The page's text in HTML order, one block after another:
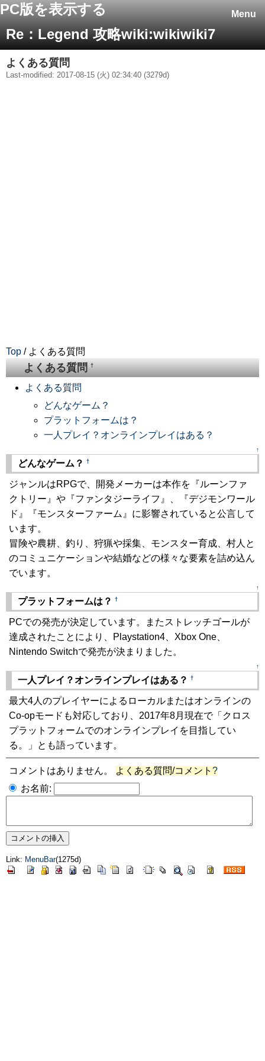
Menu
PC版を表示する
Re：Legend 攻略wiki:wikiwiki7
よくある質問
Last-modified: 2017-08-15 (火) 02:34:40 (3279d)
Top / よくある質問
よくある質問†
よくある質問
どんなゲーム？
プラットフォームは？
一人プレイ？オンラインプレイはある？
↑
どんなゲーム？ †
ジャンルはRPGで、開発メーカーは本作を『ルーンファ
クトリー』や『ファンタジーライフ』、『デジモンワール
ド』『モンスターファーム』に影響されていると公言して
います。
冒険や農耕、釣り、狩猟や採集、モンスター育成、村人と
のコミュニケーションや結婚などの様々な要素を詰め込ん
でいます。
↑
プラットフォームは？ †
PCでの発売が決定しています。またストレッチゴールが
達成されたことにより、Playstation4、Xbox One、
Nintendo Switchで発売が決まりました。
↑
一人プレイ？オンラインプレイはある？ †
最大4人のプレイヤーによるローカルまたはオンラインの
Co-opモードも対応しており、2017年8月現在で「クロス
プラットフォームでのオンラインプレイを目指してい
る。」とも語っています。
コメントはありません。 よくある質問/コメント ?
お名前:
Link: MenuBar(1275d)